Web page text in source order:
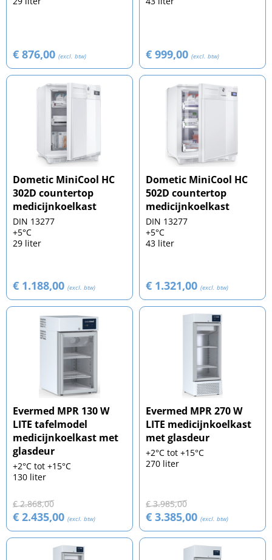
€ 876,00 (excl. btw) € 999,00 (excl. btw)
Dometic MiniCool HC
302D countertop
medicijnkoelkast
DIN 13277
+5°C
29 liter
€ 1.188,00 (excl. btw)
Dometic MiniCool HC
502D countertop
medicijnkoelkast
DIN 13277
+5°C
43 liter
€ 1.321,00 (excl. btw)
Evermed MPR 130 W
LITE tafelmodel
medicijnkoelkast met
glasdeur
+2°C tot +15°C
130 liter
€ 2.868,00
€ 2.435,00 (excl. btw)
Evermed MPR 270 W
LITE medicijnkoelkast
met glasdeur
+2°C tot +15°C
270 liter
€ 3.985,00
€ 3.385,00 (excl. btw)